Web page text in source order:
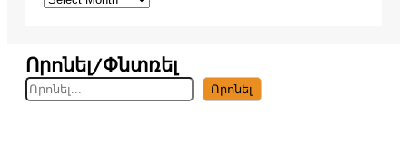
Որոնել/Փնտռել
S
e
Որոնել